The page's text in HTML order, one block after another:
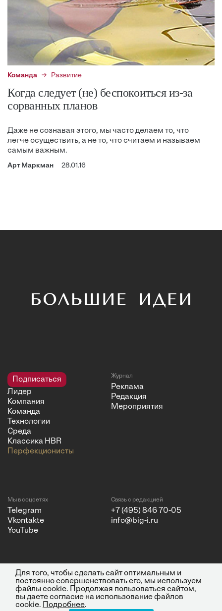
Команда Развитие
Когда следует (не) беспокоиться из-за
сорванных планов
Даже не сознавая этого, мы часто делаем то, что
легче осуществить, а не то, что считаем и называем
самым важным.
Арт Маркман 28.01.16
Подписаться
Лидер
Компания
Команда
Технологии
Среда
Классика HBR
Перфекционисты
Журнал
Реклама
Редакция
Мероприятия
Мы в соцсетях
Telegram
Vkontakte
YouTube
Связь с редакцией
+7 (495) 846 70-05
info@big-i.ru
© 2026 ООО "Бизнес Инсайт
Медиа"
ИНН 7720850533 и ОГРН
Политика конфиденциальности
Для того, чтобы сделать сайт оптимальным и
постоянно совершенствовать его, мы используем
файлы cookie. Продолжая пользоваться сайтом,
вы даете согласие на использование файлов
cookie.
Подробнее.